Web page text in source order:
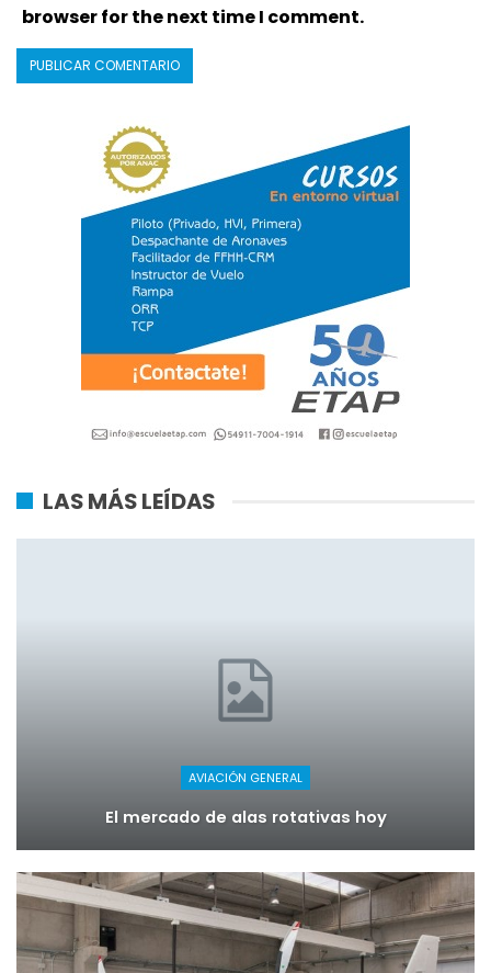
browser for the next time I comment.
LAS MÁS LEÍDAS
AVIACIÓN GENERAL
El mercado de alas rotativas hoy